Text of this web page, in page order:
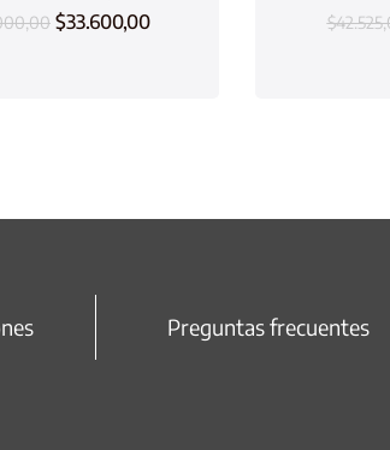
$33.600,00 $
Preguntas frecuentes